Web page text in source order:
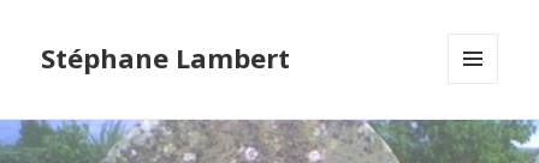
Stéphane Lambert
WIDGETS